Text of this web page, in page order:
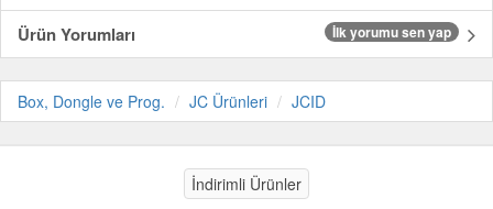
Ürün Yorumları
İlk yorumu sen yap
Box, Dongle ve Prog. JC Ürünleri JCID
İndirimli Ürünler